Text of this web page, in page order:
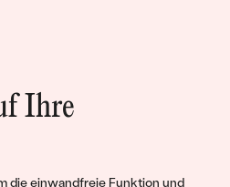
Ihre
die einwandfreie Funktion und
wir
Schönheit und